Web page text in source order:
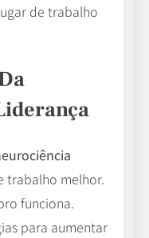
de trabalho
trabalho melhor.
funciona.
para aumentar